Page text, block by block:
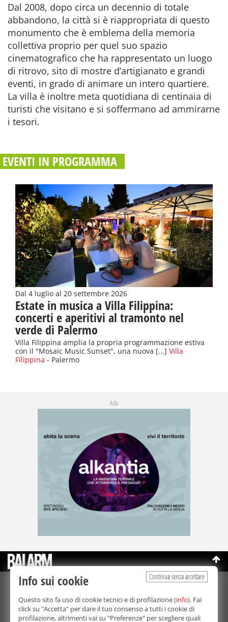
Dal 2008, dopo circa un decennio di totale
abbandono, la città si è riappropriata di questo
monumento che è emblema della memoria
collettiva proprio per quel suo spazio
cinematografico che ha rappresentato un luogo
di ritrovo, sito di mostre d’artigianato e grandi
eventi, in grado di animare un intero quartiere.
La villa è inoltre meta quotidiana di centinaia di
turisti che visitano e si soffermano ad ammirarne
i tesori.
EVENTI IN PROGRAMMA
Dal 4 luglio al 20 settembre 2026
Estate in musica a Villa Filippina:
concerti e aperitivi al tramonto nel
verde di Palermo
Villa Filippina amplia la propria programmazione estiva
con il "Mosaic Music Sunset", una nuova [...] Villa
Filippina - Palermo
Adv
©Copyright 2003-2026
Bmedia Srl- P.IVA 07064240828
La riproduzione totale o parziale di tutti i contenuti, in qualunque
forma, su qualsiasi supporto è proibita.
Continua senza accettare
Info sui cookie
Questo sito fa uso di cookie tecnici e di profilazione (info). Fai
click su "Accetta" per dare il tuo consenso a tutti i cookie di
profilazione, altrimenti vai su "Preferenze" per scegliere quali